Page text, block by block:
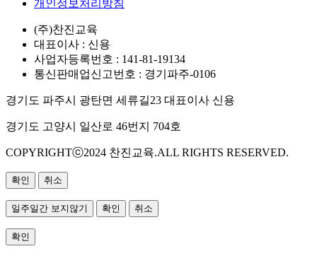
개인정보처리방침
(주)찬진교육
대표이사 : 신용
사업자등록번호 : 141-81-19134
통신판매업신고번호 : 경기파주-0106
경기도 파주시 광탄면 세류길23 대표이사 신용
경기도 고양시 일산로 46번지 704호
COPYRIGHTⓒ2024 찬진교육.ALL RIGHTS RESERVED.
확인 취소
일주일간 보지않기 확인 취소
확인